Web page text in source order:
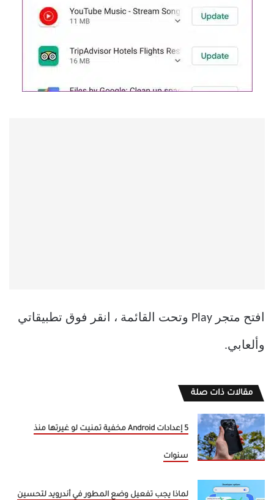
افتح متجر Play وتحت القائمة ، انقر فوق تطبيقاتي
وألعابي.
مقالات ذات صلة
5 إعدادات Android مخفية تمنيت لو غيرتها منذ
سنوات
لماذا يجب تفعيل وضع المطور في أندرويد لتحسين